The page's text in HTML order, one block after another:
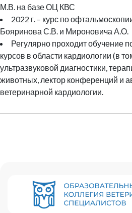
М.В. на базе ОЦ КВС
2022 г. – курс по
Бояринова С.В. и Мироновича А.О.
Регулярно проходит обучение
курсов в области кардиологии (в
ультразвуковой диагностики,
животных, лектор конференций и
ветеринарной кардиологии.